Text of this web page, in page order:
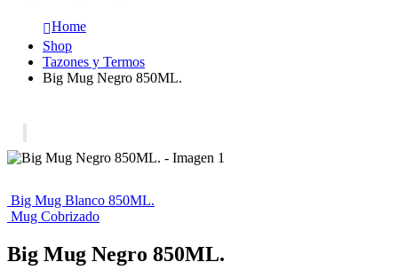
Home
Shop
Tazones y Termos
Big Mug Negro 850ML.
Big Mug Blanco 850ML.
Mug Cobrizado
Big Mug Negro 850ML.